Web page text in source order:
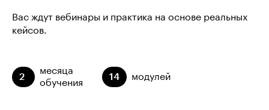
Вас ждут вебинары и практика на основе реальных
кейсов.
2
месяца
обучения
14 модулей